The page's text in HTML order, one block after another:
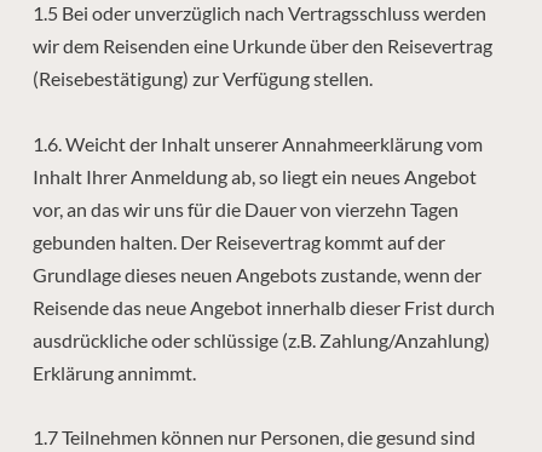
1.5 Bei oder unverzüglich nach Vertragsschluss werden
wir dem Reisenden eine Urkunde über den Reisevertrag
(Reisebestätigung) zur Verfügung stellen.
1.6. Weicht der Inhalt unserer Annahmeerklärung vom
Inhalt Ihrer Anmeldung ab, so liegt ein neues Angebot
vor, an das wir uns für die Dauer von vierzehn Tagen
gebunden halten. Der Reisevertrag kommt auf der
Grundlage dieses neuen Angebots zustande, wenn der
Reisende das neue Angebot innerhalb dieser Frist durch
ausdrückliche oder schlüssige (z.B. Zahlung/Anzahlung)
Erklärung annimmt.
1.7 Teilnehmen können nur Personen, die gesund sind